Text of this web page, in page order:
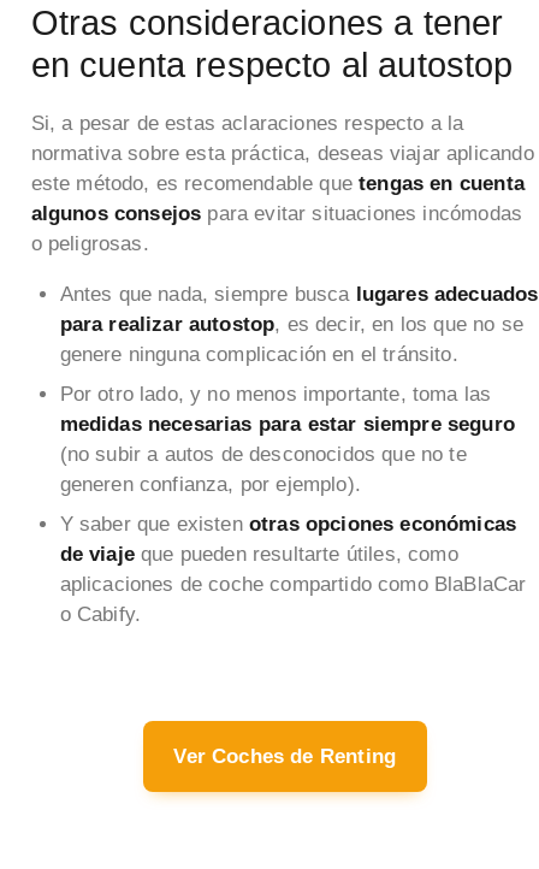
Otras consideraciones a tener
en cuenta respecto al autostop
Si, a pesar de estas aclaraciones respecto a la
normativa sobre esta práctica, deseas viajar aplicando
este método, es recomendable quetengas en cuenta
algunos consejos para evitar situaciones incómodas
o peligrosas.
Antes que nada, siempre buscalugares adecuados
para realizar autostop, es decir, en los que no se
genere ninguna complicación en el tránsito.
Por otro lado, y no menos importante, toma las
medidas necesarias para estar siempre seguro
(no subir a autos de desconocidos que no te
generen confianza, por ejemplo).
Y saber que existen otras opciones económicas
de viajeque pueden resultarte útiles, como
aplicaciones de coche compartido como BlaBlaCar
o Cabify.
Ver Coches de Renting